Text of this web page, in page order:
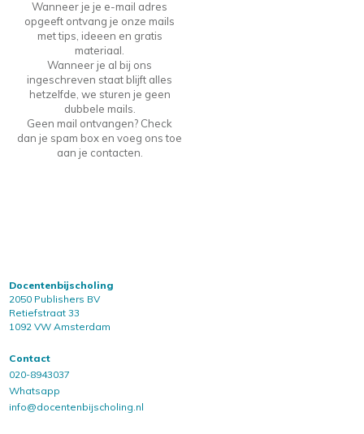
Wanneer je je e-mail adres
opgeeft ontvang je onze mails
met tips, ideeen en gratis
materiaal.
Wanneer je al bij ons
ingeschreven staat blijft alles
hetzelfde, we sturen je geen
dubbele mails.
Geen mail ontvangen? Check
dan je spam box en voeg ons toe
aan je contacten.
Docentenbijscholing
2050 Publishers BV
Retiefstraat 33
1092 VW Amsterdam
Contact
020-8943037
Whatsapp
info@docentenbijscholing.nl